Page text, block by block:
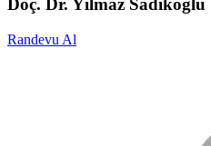
Doç. Dr. Yılmaz Sadıkoğlu
Randevu Al